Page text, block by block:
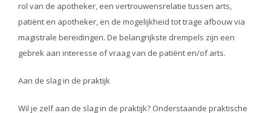
rol van de apotheker, een vertrouwensrelatie tussen arts,
patiënt en apotheker, en de mogelijkheid tot trage afbouw via
magistrale bereidingen. De belangrijkste drempels zijn een
gebrek aan interesse of vraag van de patiënt en/of arts.
Aan de slag in de praktijk
Wil je zelf aan de slag in de praktijk? Onderstaande praktische